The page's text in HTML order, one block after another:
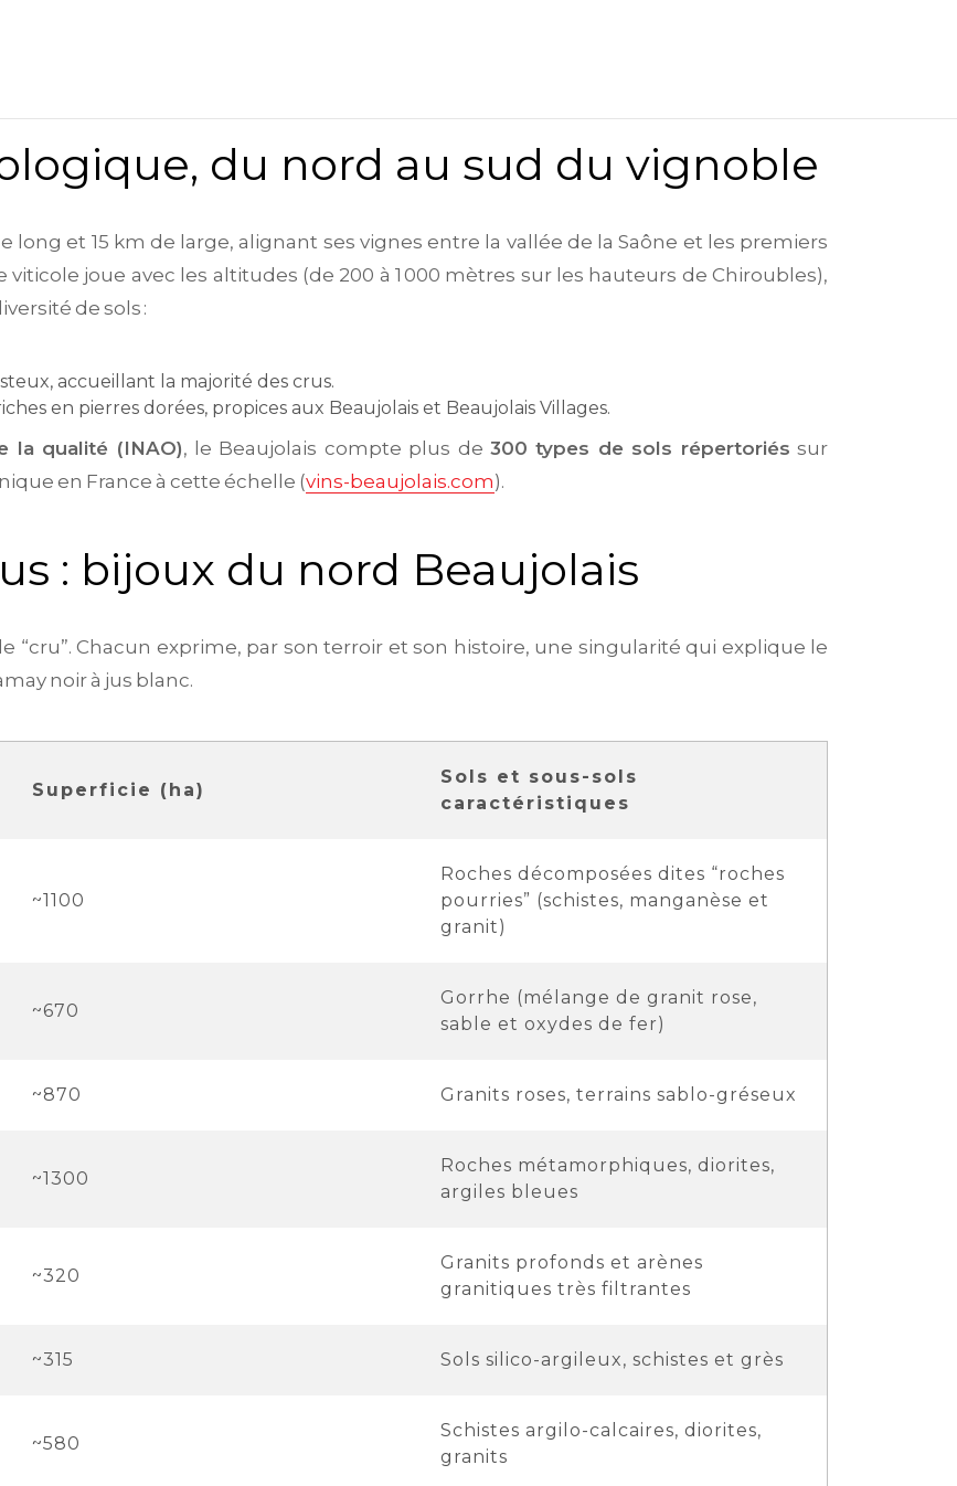
du nord au sud du vignoble
long et 15 km de large, alignant ses vignes entre la vallée de la Saône et les premiers
joue avec les altitudes (de 200 à 1 000 mètres sur les hauteurs de Chiroubles),
de sols :
accueillant la majorité des crus.
en pierres dorées, propices aux Beaujolais et Beaujolais Villages.
la qualité (INAO), le Beaujolais compte plus de300 types de sols répertoriés sur
en France à cette échelle (vins-beaujolais.com).
: bijoux du nord Beaujolais
“cru”. Chacun exprime, par son terroir et son histoire, une singularité qui explique le
noir à jus blanc.
Superficie (ha)
Sols et sous-sols
caractéristiques
~1100
Roches décomposées dites “roches
pourries” (schistes, manganèse et
granit)
~670
Gorrhe (mélange de granit rose,
sable et oxydes de fer)
~870 Granits roses, terrains sablo-gréseux
~1300
Roches métamorphiques, diorites,
argiles bleues
~320
Granits profonds et arènes
granitiques très filtrantes
~315 Sols silico-argileux, schistes et grès
~580
Schistes argilo-calcaires, diorites,
granits